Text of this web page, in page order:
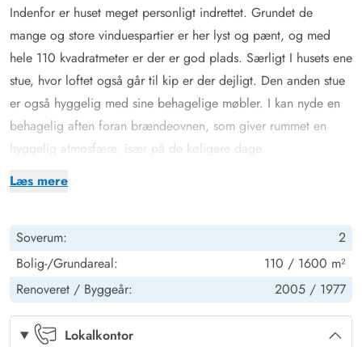
Læs mere
Indenfor er huset meget personligt indrettet. Grundet de
mange og store vinduespartier er her lyst og pænt, og med
hele 110 kvadratmeter er der er god plads. Særligt I husets ene
stue, hvor loftet også går til kip er der dejligt. Den anden stue
er også hyggelig med sine behagelige møbler. I kan nyde en
behagelig aften foran brændeovnen, som giver rummet en
hyggelig atmosfære, især på de køligere dage.
Begge soveværelse er udstyret med en dobbeltseng, og det
Sommerhuset i Søndervig er udstyret med de vigtigste
bekvemmeligheder. I finder en opvaskemaskine og
vaskemaskine som gør det nemt at holde ferie i huset, mens en
40 L separat fryser sørger for, at I kan opbevare jeres indkøb
optimalt. Huset har desuden en luft-til-luft varmepumpe, som
Soverum:
2
Bolig-/Grundareal:
110 / 1600 m²
Renoveret / Byggeår: 2005 / 1977
Lokalkontor